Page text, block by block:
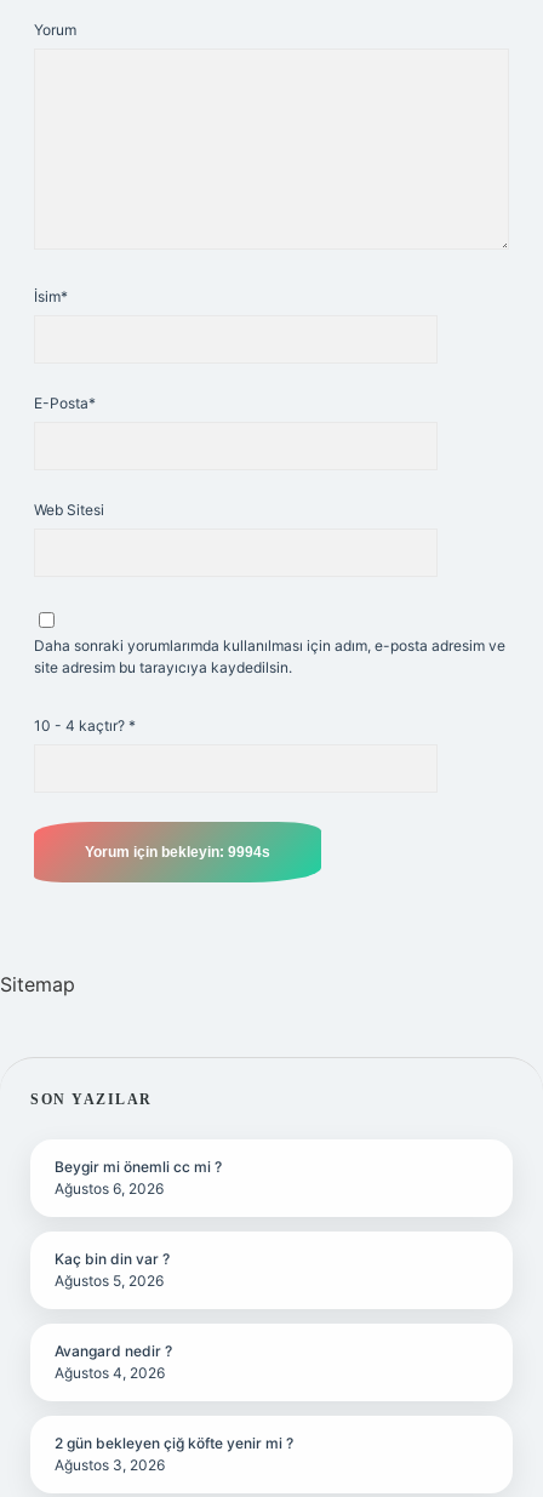
Yorum
İsim*
E-Posta*
Web Sitesi
Daha sonraki yorumlarımda kullanılması için adım, e-posta adresim ve
site adresim bu tarayıcıya kaydedilsin.
10 - 4 kaçtır? *
Sitemap
SIDEBAR
SON YAZILAR
Beygir mi önemli cc mi ?
Ağustos 6, 2026
Kaç bin din var ?
Ağustos 5, 2026
Avangard nedir ?
Ağustos 4, 2026
2 gün bekleyen çiğ köfte yenir mi ?
Ağustos 3, 2026